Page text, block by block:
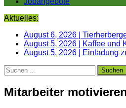
Aktuelles:
August 6, 2026
August 5, 2026
Kaffee und
August 5, 2026
Einladung
Suchen
nach:
Mitarbeiter